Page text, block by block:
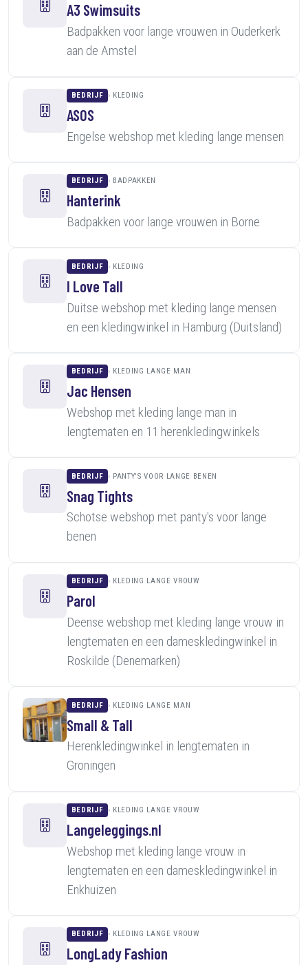
A3 Swimsuits
Badpakken voor lange vrouwen in Ouderkerk
aan de Amstel
BEDRIJF KLEDING
ASOS
Engelse webshop met kleding lange mensen
BEDRIJF BADPAKKEN
Hanterink
Badpakken voor lange vrouwen in Borne
BEDRIJF KLEDING
I Love Tall
Duitse webshop met kleding lange mensen
en een kledingwinkel in Hamburg (Duitsland)
BEDRIJF KLEDING LANGE MAN
Jac Hensen
Webshop met kleding lange man in
lengtematen en 11 herenkledingwinkels
BEDRIJF PANTY'S VOOR LANGE BENEN
Snag Tights
Schotse webshop met panty's voor lange
benen
BEDRIJF KLEDING LANGE VROUW
Parol
Deense webshop met kleding lange vrouw in
lengtematen en een dameskledingwinkel in
Roskilde (Denemarken)
BEDRIJF KLEDING LANGE MAN
Small & Tall
Herenkledingwinkel in lengtematen in
Groningen
BEDRIJF KLEDING LANGE VROUW
Langeleggings.nl
Webshop met kleding lange vrouw in
lengtematen en een dameskledingwinkel in
Enkhuizen
BEDRIJF KLEDING LANGE VROUW
LongLady Fashion